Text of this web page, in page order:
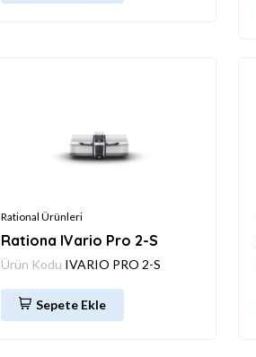
Rational Ürünleri
Rationa IVario Pro 2-S
Ürün Kodu IVARIO PRO 2-S
Sepete Ekle